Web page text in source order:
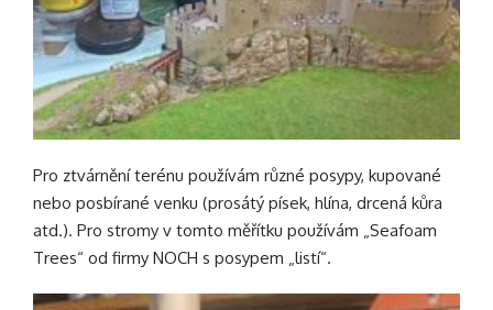
Pro ztvárnění terénu používám různé posypy, kupované
nebo posbírané venku (prosátý písek, hlína, drcená kůra
atd.). Pro stromy v tomto měřítku používám „Seafoam
Trees“ od firmy NOCH s posypem „listí“.